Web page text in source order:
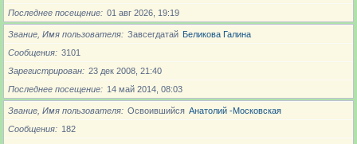
Последнее посещение
01 авг 2026, 19:19
Звание, Имя пользователя Завсегдатай Беликова Галина
Сообщения
3101
Зарегистрирован
23 дек 2008, 21:40
Последнее посещение
14 май 2014, 08:03
Звание, Имя пользователя Освоившийся Анатолий -Московская
Сообщения
182